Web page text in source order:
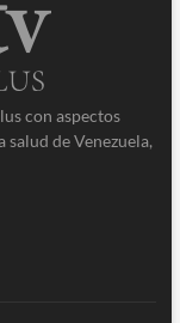
con aspectos
de Venezuela,